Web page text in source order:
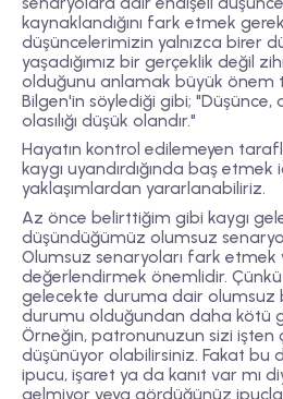
kaynaklandığını fark etmek
düşüncelerimizin yalnızca birer
yaşadığımız bir gerçeklik değil
olduğunu anlamak büyük önem
Bilgen'in söylediği gibi;
olasılığı düşük olandır."
Hayatın kontrol edilemeyen
kaygı uyandırdığında baş etmek
yaklaşımlardan yararlanabiliriz.
Az önce belirttiğim gibi kaygı
düşündüğümüz olumsuz
Olumsuz senaryoları fark etmek
değerlendirmek önemlidir. Çünkü
gelecekte duruma dair olumsuz
durumu olduğundan daha kötü
Örneğin, patronunuzun sizi işten
düşünüyor olabilirsiniz. Fakat bu
ipucu, işaret ya da kanıt var mı
gelmiyor veya gördüğünüz